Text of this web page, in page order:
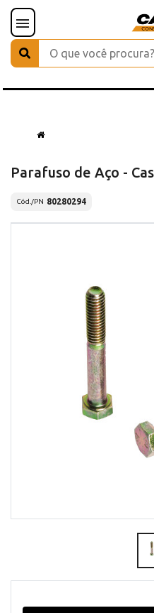
Parafuso de Aço -
Cód./PN 80280294